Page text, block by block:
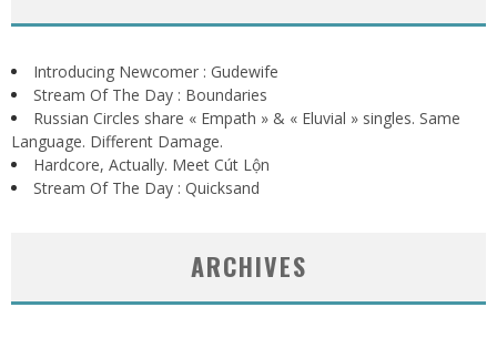
Introducing Newcomer : Gudewife
Stream Of The Day : Boundaries
Russian Circles share « Empath » & « Eluvial » singles. Same
Language. Different Damage.
Hardcore, Actually. Meet Cút Lộn
Stream Of The Day : Quicksand
ARCHIVES